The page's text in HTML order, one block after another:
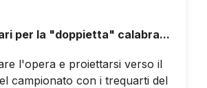
per la "doppietta" calabra...
l'opera e proiettarsi verso il
campionato con i trequarti del